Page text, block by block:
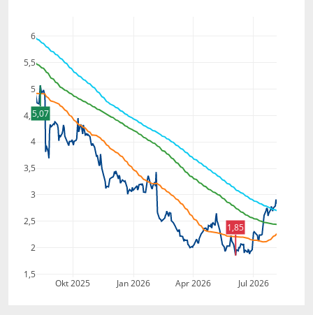
Okt 2025 Jan 2026 Apr 2026 Jul 2026
1,5
2
2,5
3
3,5
4
4,5
5
5,5
6
5,07
1,85